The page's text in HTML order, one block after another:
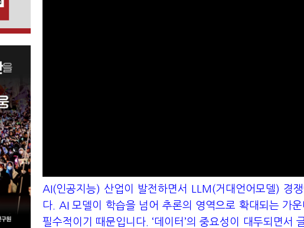
AI(인공지능) 산업이 발전하면서 LLM(거대언어모델) 경
다 . AI모델이 학습을 넘어 추론의 영역으로 확대되는 가
필수적이기 때문입니다 . ‘데이터 ’의 중요성이 대두되면서